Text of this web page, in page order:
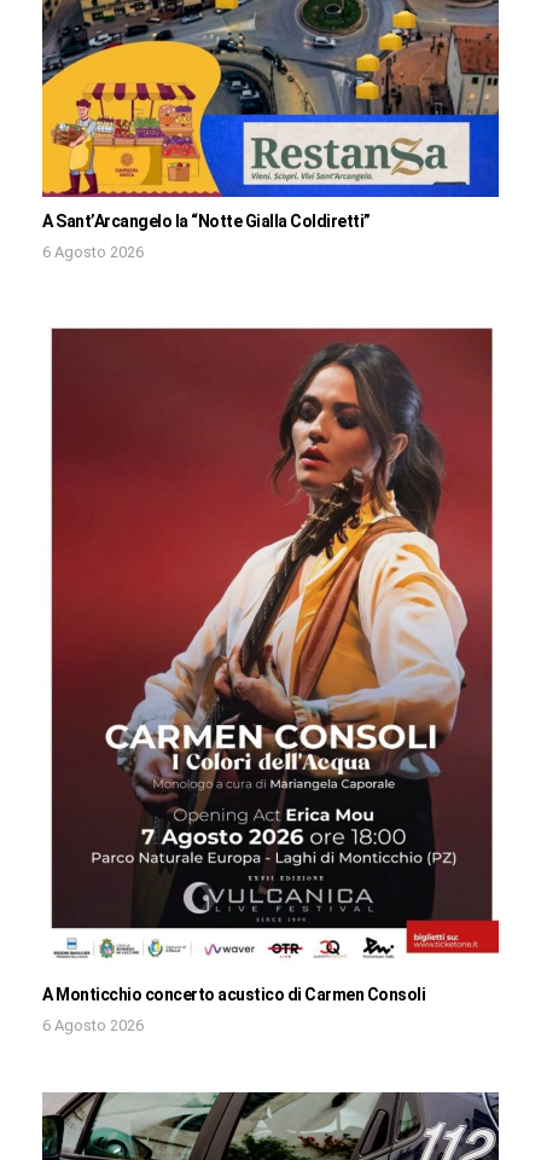
A Sant’Arcangelo la “Notte Gialla Coldiretti”
6 Agosto 2026
A Monticchio concerto acustico di Carmen Consoli
6 Agosto 2026